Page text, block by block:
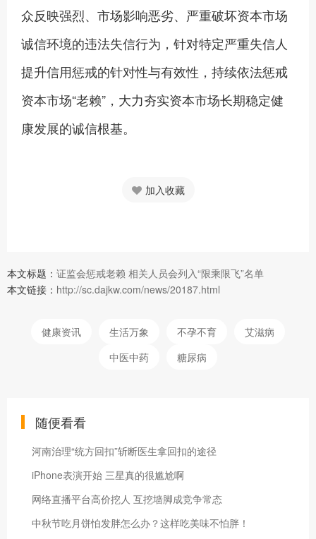
众反映强烈、市场影响恶劣、严重破坏资本市场
诚信环境的违法失信行为，针对特定严重失信人
提升信用惩戒的针对性与有效性，持续依法惩戒
资本市场“老赖”，大力夯实资本市场长期稳定健
康发展的诚信根基。
加入收藏
本文标题： 证监会惩戒老赖 相关人员会列入“限乘限飞”名单
本文链接： http://sc.dajkw.com/news/20187.html
健康资讯 生活万象 不孕不育
艾滋病
中医中药
糖尿病
随便看看
河南治理“统方回扣”斩断医生拿回扣的途径
iPhone表演开始 三星真的很尴尬啊
网络直播平台高价挖人 互挖墙脚成竞争常态
中秋节吃月饼怕发胖怎么办？这样吃美味不怕胖！